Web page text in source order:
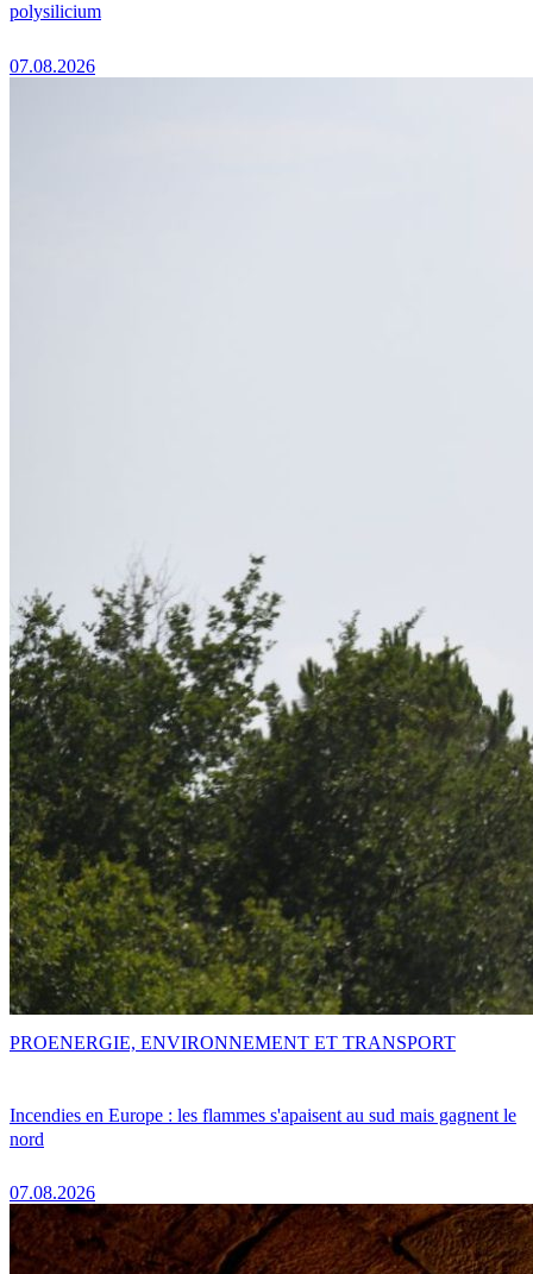
polysilicium
07.08.2026
Incendies en Europe : les flammes s'apaisent au sud mais gagnent le
nord
07.08.2026
PROENERGIE, ENVIRONNEMENT ET TRANSPORT